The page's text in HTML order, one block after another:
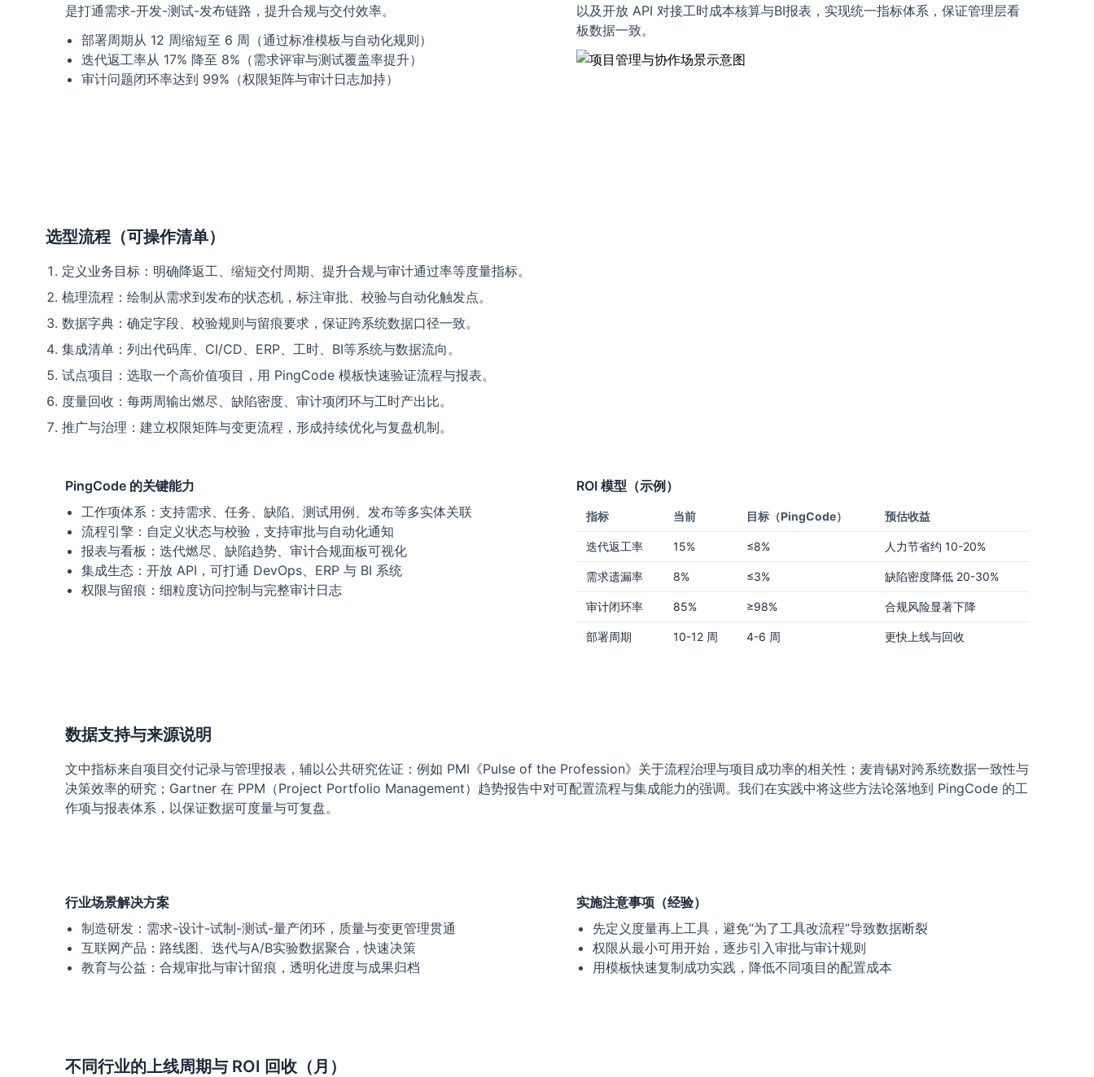
是打通需求-开发-测试-发布链路，提升合规与交付效率。
部署周期从 12 周缩短至 6 周（通过标准模板与自动化规则）
迭代返工率从 17% 降至 8%（需求评审与测试覆盖率提升）
审计问题闭环率达到 99%（权限矩阵与审计日志加持）
以及开放 API 对接工时成本核算与BI报表，实现统一指标体系，保证管理层看
板数据一致。
选型流程（可操作清单）
定义业务目标：明确降返工、缩短交付周期、提升合规与审计通过率等度量指标。
梳理流程：绘制从需求到发布的状态机，标注审批、校验与自动化触发点。
数据字典：确定字段、校验规则与留痕要求，保证跨系统数据口径一致。
集成清单：列出代码库、CI/CD、ERP、工时、BI等系统与数据流向。
试点项目：选取一个高价值项目，用 PingCode 模板快速验证流程与报表。
度量回收：每两周输出燃尽、缺陷密度、审计项闭环与工时产出比。
推广与治理：建立权限矩阵与变更流程，形成持续优化与复盘机制。
PingCode 的关键能力
工作项体系：支持需求、任务、缺陷、测试用例、发布等多实体关联
流程引擎：自定义状态与校验，支持审批与自动化通知
报表与看板：迭代燃尽、缺陷趋势、审计合规面板可视化
集成生态：开放 API，可打通 DevOps、ERP 与 BI 系统
权限与留痕：细粒度访问控制与完整审计日志
ROI 模型（示例）
指标 当前 目标（PingCode） 预估收益
迭代返工率 15% ≤8% 人力节省约 10-20%
需求遗漏率 8% ≤3% 缺陷密度降低 20-30%
审计闭环率 85% ≥98% 合规风险显著下降
部署周期 10-12 周 4-6 周 更快上线与回收
数据支持与来源说明
文中指标来自项目交付记录与管理报表，辅以公共研究佐证：例如 PMI《Pulse of the Profession》关于流程治理与项目成功率的相关性；麦肯锡对跨系统数据一致性与
决策效率的研究；Gartner 在 PPM（Project Portfolio Management）趋势报告中对可配置流程与集成能力的强调。我们在实践中将这些方法论落地到 PingCode 的工
作项与报表体系，以保证数据可度量与可复盘。
行业场景解决方案
制造研发：需求-设计-试制-测试-量产闭环，质量与变更管理贯通
互联网产品：路线图、迭代与A/B实验数据聚合，快速决策
教育与公益：合规审批与审计留痕，透明化进度与成果归档
实施注意事项（经验）
先定义度量再上工具，避免“为了工具改流程”导致数据断裂
权限从最小可用开始，逐步引入审批与审计规则
用模板快速复制成功实践，降低不同项目的配置成本
不同行业的上线周期与 ROI 回收（月）